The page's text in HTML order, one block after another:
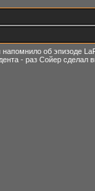
об эпизоде
- раз Сойер сделал